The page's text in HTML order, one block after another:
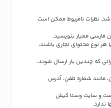
نظرات نامربوط ممکن است
فارسی معیار بنویسید.
هر نوع محتوای تجاری باشند،
که چندین بار ارسال شوند،
مانند شماره تلفن، آدرس
است و سایت وستا کیش